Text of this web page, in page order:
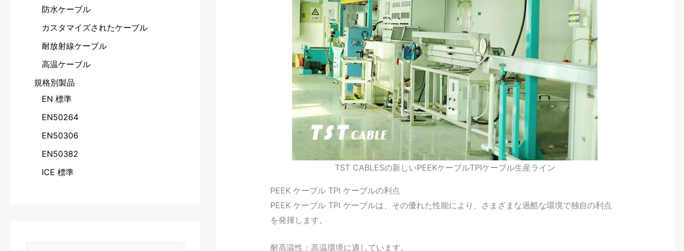
防水ケーブル
カスタマイズされたケーブル
耐放射線ケーブル
高温ケーブル
規格別製品
EN 標準
EN50264
EN50306
EN50382
ICE 標準
E
TST CABLESの新しいPEEKケーブルTPIケーブル生産ライン
PEEK ケーブル TPI ケーブルの利点
PEEK ケーブル TPI ケーブルは、その優れた性能により、さまざまな過酷な環境で独自の利点
を発揮します。
耐高温性：高温環境に適しています。